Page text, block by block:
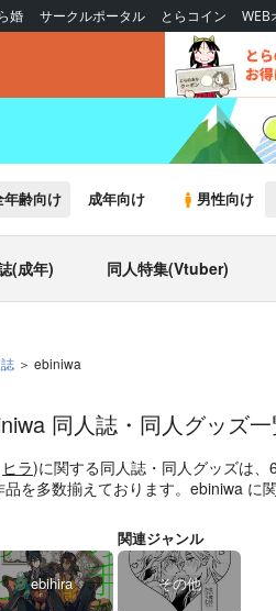
婚 サークルポータル とらコイン WEB
年齢向け 成年向け 男性向け
(成年) 同人特集(Vtuber)
ebiniwa
同人誌・同人グッズ
ヒラ)に関する同人誌・同人グッズは
品を多数揃えております。ebiniwa に
ebihira
関連ジャンル
その他